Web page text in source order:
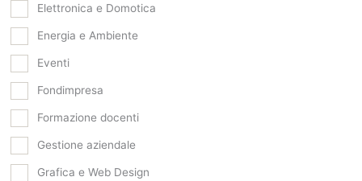
Elettronica e Domotica
Energia e Ambiente
Eventi
Fondimpresa
Formazione docenti
Gestione aziendale
Grafica e Web Design